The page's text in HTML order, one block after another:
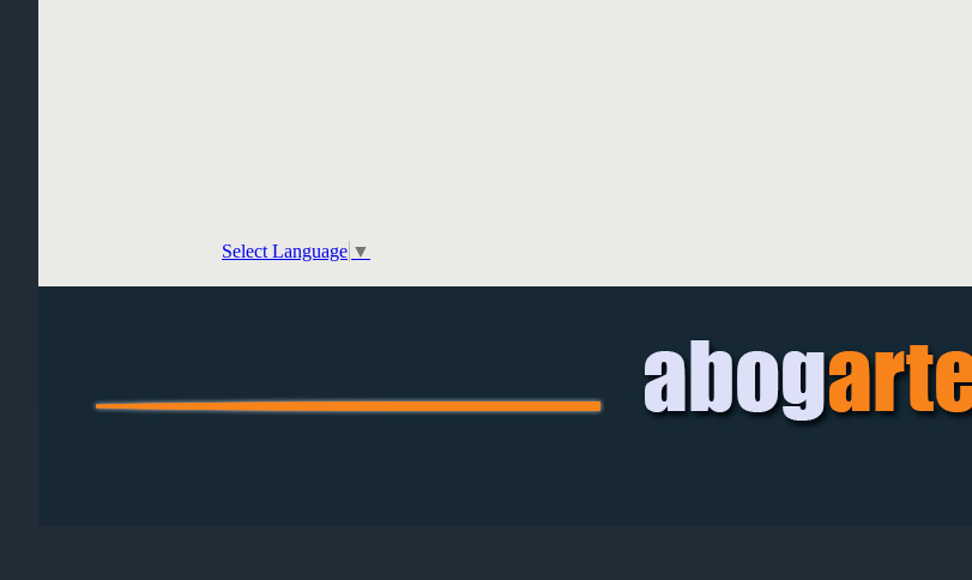
Select Language ▼